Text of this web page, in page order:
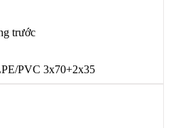
trước
PVC 3x70+2x35